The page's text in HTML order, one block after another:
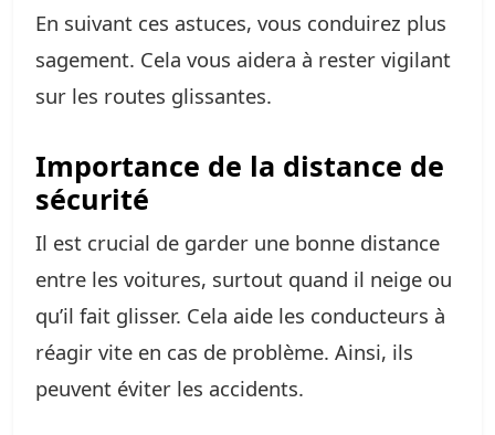
En suivant ces astuces, vous conduirez plus
sagement. Cela vous aidera à rester vigilant
sur les routes glissantes.
Importance de la distance de
sécurité
Il est crucial de garder une bonne distance
entre les voitures, surtout quand il neige ou
qu’il fait glisser. Cela aide les conducteurs à
réagir vite en cas de problème. Ainsi, ils
peuvent éviter les accidents.